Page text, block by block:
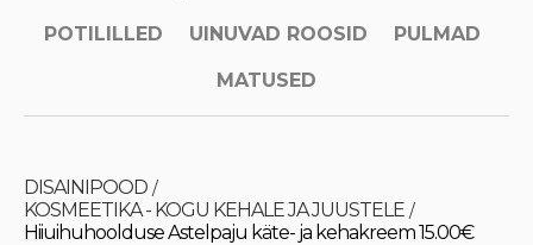
POTILILLED UINUVAD ROOSID PULMAD
MATUSED
DISAINIPOOD /
KOSMEETIKA - KOGU KEHALE JA JUUSTELE /
Hiiuihuhoolduse Astelpaju käte- ja kehakreem 15.00€